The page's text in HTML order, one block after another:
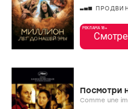
РЕКЛАМА 18+
Посмотри